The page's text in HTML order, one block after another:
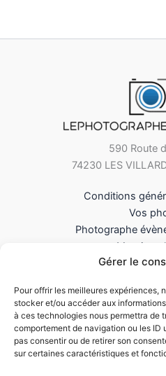
Gérer le
Pour offrir les meilleures expériences,
stocker et/ou accéder aux
à ces technologies nous permettra de
comportement de navigation ou les ID
pas consentir ou de retirer son
sur certaines caractéristiques et
590 Route
74230 LES
Conditions
Vos
Photographe
Mentions
Mes
Politique de